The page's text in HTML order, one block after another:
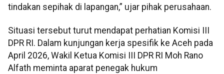
tindakan sepihak di lapangan,” ujar pihak perusahaan.
Situasi tersebut turut mendapat perhatian Komisi III
DPR RI. Dalam kunjungan kerja spesifik ke Aceh pada
April 2026, Wakil Ketua Komisi III DPR RI Moh Rano
Alfath meminta aparat penegak hukum